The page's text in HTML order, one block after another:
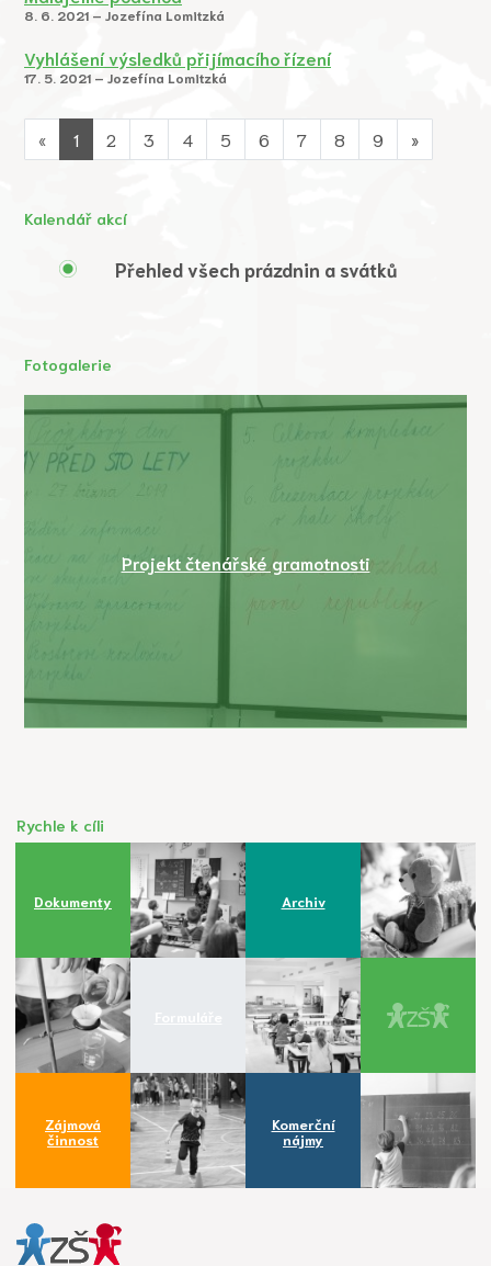
8. 6. 2021 – Jozefína Lomitzká
Vyhlášení výsledků přijímacího řízení
17. 5. 2021 – Jozefína Lomitzká
« 1 2 3 4 5 6 7 8 9 »
Kalendář akcí
Přehled všech prázdnin a svátků
Fotogalerie
Projekt čtenářské gramotnosti
Rychle k cíli
Dokumenty Archiv
Zájmová
činnost
Komerční
nájmy